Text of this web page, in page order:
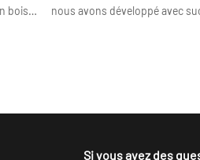
La table de conférence de bureau moderne en bois de mobilier de bureau unique est le produit de la combinaison des efforts et de la sagesse de tous les employés expérimentés. Les meubles de bureau, bureau, poste de travail de bureau, classeur, table de bureau, cabines de bureau, bureau d'ordinateur, table d'ordinateur, bureau de direction, bureau de direction, table de réunion, bureau de réception, cloison de bureau sont fabriqués pour être garantis de qualité et certifiés par des institutions faisant autorité. Ce sont des fonctionnalités multifonctionnelles et pratiques qui aident à offrir des avantages aux clients.
simple et généreux
Si vous avez des